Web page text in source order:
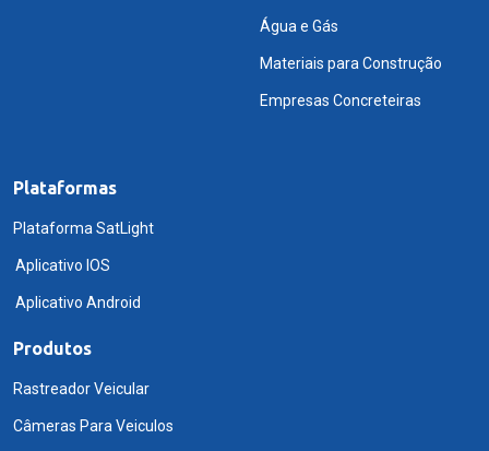
Água e Gás
Materiais para Construção
Empresas Concreteiras
Plataformas
Plataforma SatLight
Aplicativo IOS
Aplicativo Android
Produtos
Rastreador Veicular
Câmeras Para Veiculos